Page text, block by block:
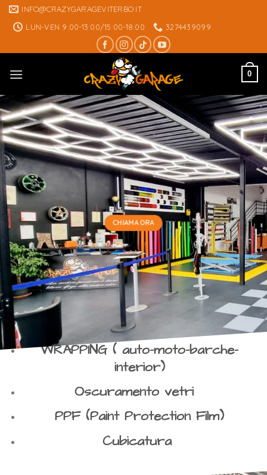
Skip INFO@CRAZYGARAGEVITERBO.IT
LUN-VEN 9:00-13:00/15:00-18:00
3274439099
0
CHIAMA ORA
WRAPPING ( auto-moto-barche-
interior)
Oscuramento vetri
PPF (Paint Protection Film)
Cubicatura